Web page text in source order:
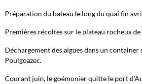
Préparation du bateau le long du quai fin
Premières récoltes sur le plateau rocheux de
Déchargement des algues dans un container
Poulgoazec.
Courant juin, le goémonier quitte le port